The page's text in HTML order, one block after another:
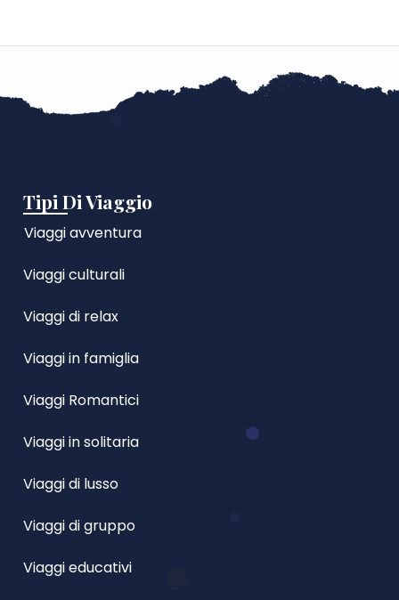
Tipi Di Viaggio
Viaggi avventura
Viaggi culturali
Viaggi di relax
Viaggi in famiglia
Viaggi Romantici
Viaggi in solitaria
Viaggi di lusso
Viaggi di gruppo
Viaggi educativi